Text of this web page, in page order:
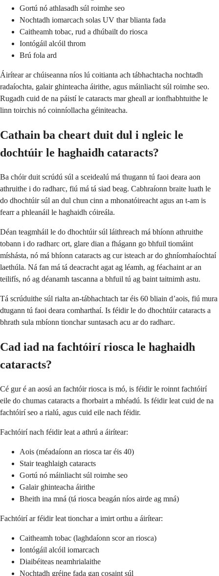
Gortú nó athlasadh súl roimhe seo
Nochtadh iomarcach solas UV thar blianta fada
Caitheamh tobac, rud a dhúbailt do riosca
Iontógáil alcóil throm
Brú fola ard
Áirítear ar chúiseanna níos lú coitianta ach tábhachtacha nochtadh
radaíochta, galair ghinteacha áirithe, agus máinliacht súl roimhe seo.
Rugadh cuid de na páistí le cataracts mar gheall ar ionfhabhtuithe le
linn toirchis nó coinníollacha géiniteacha.
Cathain ba cheart duit dul i ngleic le
dochtúir le haghaidh cataracts?
Ba chóir duit scrúdú súl a sceidealú má thugann tú faoi deara aon
athruithe i do radharc, fiú má tá siad beag. Cabhraíonn braite luath le
do dhochtúir súl an dul chun cinn a mhonatóireacht agus an t-am is
fearr a phleanáil le haghaidh cóireála.
Déan teagmháil le do dhochtúir súl láithreach má bhíonn athruithe
tobann i do radharc ort, glare dian a fhágann go bhfuil tiomáint
míshásta, nó má bhíonn cataracts ag cur isteach ar do ghníomhaíochtaí
laethúla. Ná fan má tá deacracht agat ag léamh, ag féachaint ar an
teilifís, nó ag déanamh tascanna a bhfuil tú ag baint taitnimh astu.
Tá scrúduithe súl rialta an-tábhachtach tar éis 60 bliain d’aois, fiú mura
dtugann tú faoi deara comharthaí. Is féidir le do dhochtúir cataracts a
bhrath sula mbíonn tionchar suntasach acu ar do radharc.
Cad iad na fachtóirí riosca le haghaidh
cataracts?
Cé gur é an aosú an fachtóir riosca is mó, is féidir le roinnt fachtóirí
eile do chumas cataracts a fhorbairt a mhéadú. Is féidir leat cuid de na
fachtóirí seo a rialú, agus cuid eile nach féidir.
Fachtóirí nach féidir leat a athrú a áirítear:
Aois (méadaíonn an riosca tar éis 40)
Stair teaghlaigh cataracts
Gortú nó máinliacht súl roimhe seo
Galair ghinteacha áirithe
Bheith ina mná (tá riosca beagán níos airde ag mná)
Fachtóirí ar féidir leat tionchar a imirt orthu a áirítear:
Caitheamh tobac (laghdaíonn scor an riosca)
Iontógáil alcóil iomarcach
Diaibéiteas neamhrialaithe
Nochtadh gréine fada gan cosaint súl